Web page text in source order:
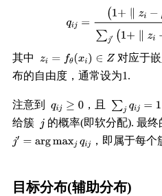
其中 对应于
布的自由度，通常设为1.
注意到 ，且
给簇
的概率(即软分配). 最终
，即属于每
目标分布(辅助分布)